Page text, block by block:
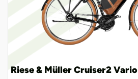
Riese & Müller Cruiser2 Vario